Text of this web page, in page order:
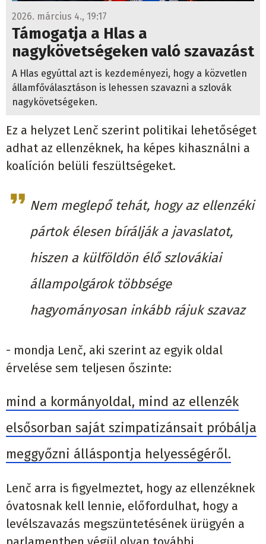
2026. március 4., 19:17
Támogatja a Hlas a
nagykövetségeken való szavazást
A Hlas egyúttal azt is kezdeményezi, hogy a közvetlen
államfőválasztáson is lehessen szavazni a szlovák
nagykövetségeken.
Ez a helyzet Lenč szerint politikai lehetőséget
adhat az ellenzéknek, ha képes kihasználni a
koalíción belüli feszültségeket.
Nem meglepő tehát, hogy az ellenzéki
pártok élesen bírálják a javaslatot,
hiszen a külföldön élő szlovákiai
állampolgárok többsége
hagyományosan inkább rájuk szavaz
- mondja Lenč, aki szerint az egyik oldal
érvelése sem teljesen őszinte:
mind a kormányoldal, mind az ellenzék
elsősorban saját szimpatizánsait próbálja
meggyőzni álláspontja helyességéről.
Lenč arra is figyelmeztet, hogy az ellenzéknek
óvatosnak kell lennie, előfordulhat, hogy a
levélszavazás megszüntetésének ürügyén a